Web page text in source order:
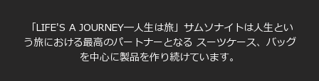
「LIFE'S A JOURNEY―人生は旅」サムソナイトは人生とい
う旅における最高のパートナーとなる スーツケース、バッグ
を中心に製品を作り続けています。